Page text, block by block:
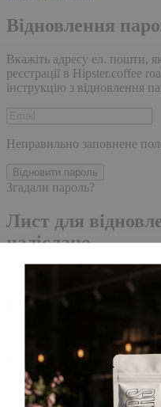
Відновлення
Вкажіть адресу ел. пошти,
реєстрації в Hipster.coffee
інструкцію з відновлення
Неправильно заповнене
Відновити пароль
Згадали пароль?
Лист для
надіслано.
Лист із посиланням для
адресу електронної пошти,
запису, доставка
Будь ласка, зачекайте
ініціювати ще один запит.
Акаунт створено
Для завершення реєстрації,